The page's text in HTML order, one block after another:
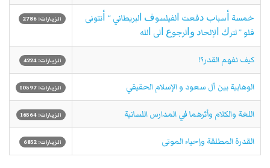
ﺧﻤﺴﺔ ﺃﺳﺒﺎﺏ ﺩﻓﻌﺖ ﺍﻟﻔﻴﻠﺴﻮﻑ ﺍﻟﺒﺮﻳﻄﺎﻧﻲ “ ﺃﻧﺘﻮﻧﻰ
ﻓﻠﻮ ” ﻟﺘﺮﻙ ﺍﻹﻟﺤﺎﺩ ﻭﺍﻟﺮﺟﻮﻉ ﺍﻟﻰ ﺍﻟﻠﻪ
الزيارات: 2786
كيف نفهم القدر؟! الزيارات: 4224
الوهابية بين آل سعود و الإسلام الحقيقي الزيارات: 10597
اللغة والكلام وأثرهما في المدارس اللسانية الزيارات: 16564
القدرة المطلقة وإحياء الموتى الزيارات: 6852